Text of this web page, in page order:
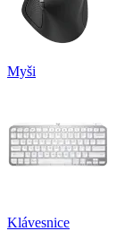
Myši
Klávesnice